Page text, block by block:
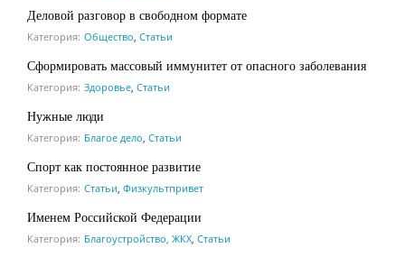
Деловой разговор в свободном формате
Категория: Общество Статьи
Сформировать массовый иммунитет от опасного заболевания
Категория: Здоровье Статьи
Нужные люди
Категория: Благое дело Статьи
Спорт как постоянное развитие
Категория: Статьи Физкультпривет
Именем Российской Федерации
Категория: Благоустройство, ЖКХ Статьи